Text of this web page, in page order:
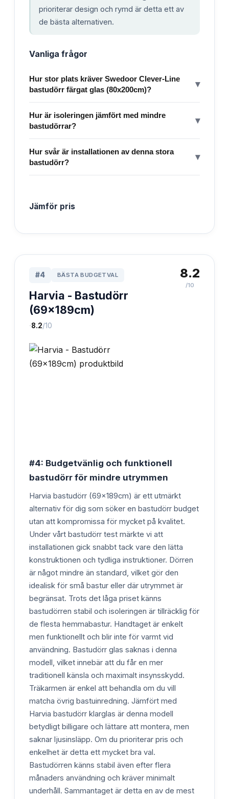
prioriterar design och rymd är detta ett av
de bästa alternativen.
Vanliga frågor
Hur stor plats kräver Swedoor Clever-Line
bastudörr färgat glas (80x200cm)?
▾
Hur är isoleringen jämfört med mindre
bastudörrar?
▾
Hur svår är installationen av denna stora
bastudörr?
▾
Jämför pris
#4 BÄSTA BUDGETVAL
Harvia - Bastudörr
(69x189cm)
·8.2/10
8.2
/10
#4: Budgetvänlig och funktionell
bastudörr för mindre utrymmen
Harvia bastudörr (69x189cm) är ett utmärkt
alternativ för dig som söker en bastudörr budget
utan att kompromissa för mycket på kvalitet.
Under vårt bastudörr test märkte vi att
installationen gick snabbt tack vare den lätta
konstruktionen och tydliga instruktioner. Dörren
är något mindre än standard, vilket gör den
idealisk för små bastur eller där utrymmet är
begränsat. Trots det låga priset känns
bastudörren stabil och isoleringen är tillräcklig för
de flesta hemmabastur. Handtaget är enkelt
men funktionellt och blir inte för varmt vid
användning. Bastudörr glas saknas i denna
modell, vilket innebär att du får en mer
traditionell känsla och maximalt insynsskydd.
Träkarmen är enkel att behandla om du vill
matcha övrig bastuinredning. Jämfört med
Harvia bastudörr klarglas är denna modell
betydligt billigare och lättare att montera, men
saknar ljusinsläpp. Om du prioriterar pris och
enkelhet är detta ett mycket bra val.
Bastudörren känns stabil även efter flera
månaders användning och kräver minimalt
underhåll. Sammantaget är detta en av de mest